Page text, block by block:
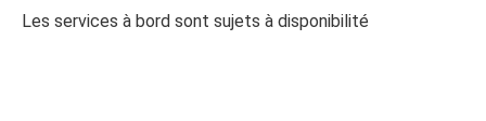
Les services à bord sont sujets à disponibilité